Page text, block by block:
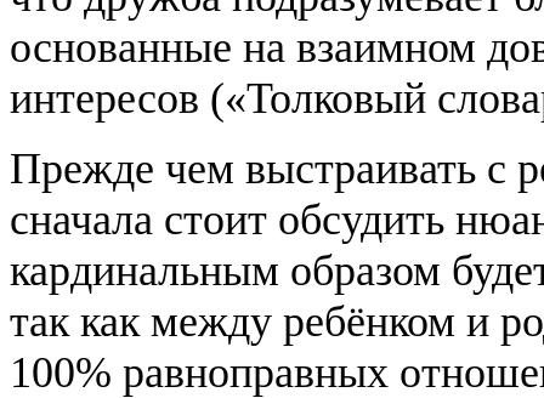
основанные на взаимном
интересов («Толковый
Прежде чем выстраивать с
сначала стоит обсудить
кардинальным образом
так как между ребёнком и
100% равноправных